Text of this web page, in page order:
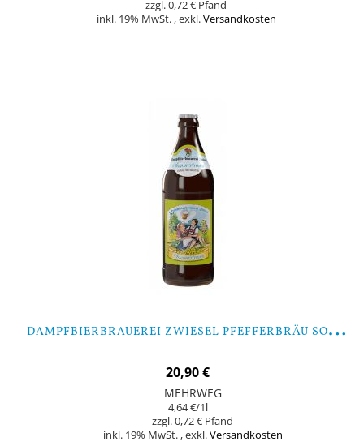
0,72 €
inkl. 19% MwSt. ,exkl.Versandkosten
D
AMPFBIERBRAUEREI ZWIESEL PFEFFERBRÄU SOMMERTRAUM - 9 FLASCHEN
20,90 €
MEHRWEG
4,64 €/1l
0,72 €
inkl. 19% MwSt. ,exkl.Versandkosten